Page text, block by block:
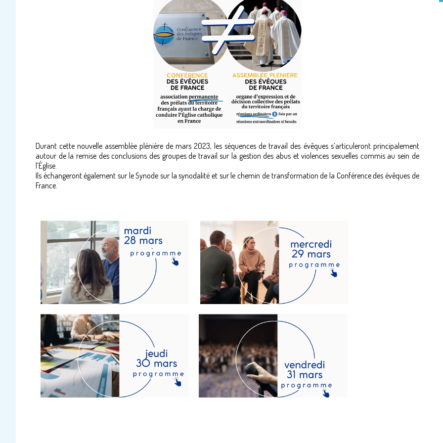
Durant cette nouvelle assemblée plénière de mars 2023, les séquences de travail des évêques s’articuleront principalement
autour de la remise des conclusions des groupes de travail sur la gestion des abus et violences sexuelles commis au sein de
l’Église.
Ils échangeront également sur le Synode sur la synodalité et sur le chemin de transformation de la Conférence des évêques de
France.